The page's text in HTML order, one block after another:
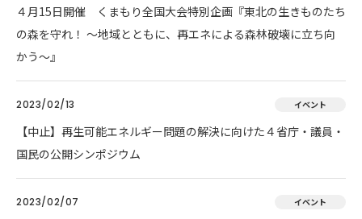
４月15日開催 くまもり全国大会特別企画『東北の生きものたち
の森を守れ！ 〜地域とともに、再エネによる森林破壊に立ち向
かう〜』
2023/02/13 イベント
【中止】再生可能エネルギー問題の解決に向けた４省庁・議員・
国民の公開シンポジウム
2023/02/07 イベント